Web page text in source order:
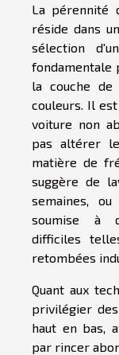
La pérennité
réside dans
sélection
fondamentale
la couche
couleurs. Il
voiture non
pas altérer
matière de
suggère de
semaines,
soumise à
difficiles
retombées
Quant aux
privilégier
haut en bas,
par rincer